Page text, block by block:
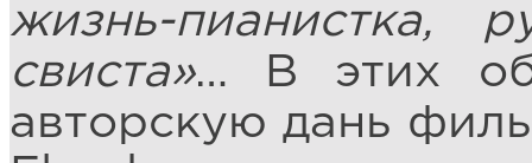
жизнь-пианистка,
свиста»… В этих
авторскую дань